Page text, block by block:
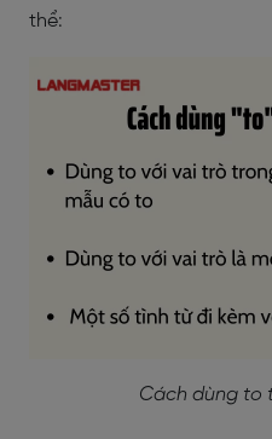
thể:
Cách dùng to